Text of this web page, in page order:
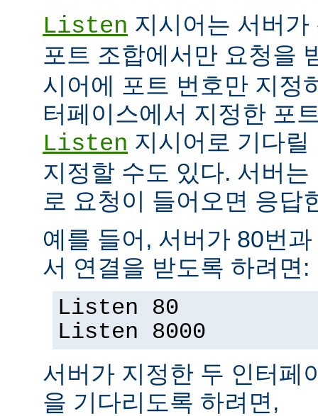
Listen 지시어는 서버
포트 조합에서만 요청을
시어에 포트 번호만 지정
터페이스에서 지정한 포
Listen 지시어로 기다
지정할 수도 있다. 서버
로 요청이 들어오면 응답
예를 들어, 서버가 80번
서 연결을 받도록 하려면:
Listen 80
Listen 8000
서버가 지정한 두 인터페
을 기다리도록 하려면,